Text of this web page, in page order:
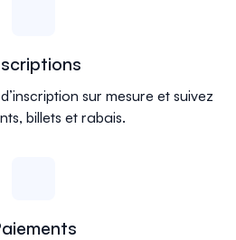
sur mesure et suivez
billets et rabais.